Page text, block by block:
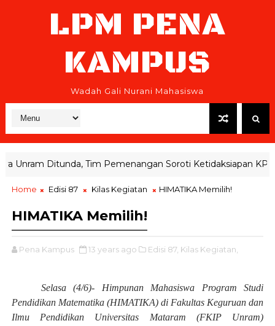
LPM PENA
KAMPUS
Wadah Gali Nurani Mahasiswa
Ditunda, Tim Pemenangan Soroti Ketidaksiapan KPRM
Home Edisi 87 Kilas Kegiatan HIMATIKA Memilih!
HIMATIKA Memilih!
Pena Kampus 13 years ago Edisi 87, Kilas Kegiatan,
Selasa (4/6)- Himpunan Mahasiswa Program Studi
Pendidikan Matematika (HIMATIKA) di Fakultas Keguruan dan
Ilmu Pendidikan Universitas Mataram (FKIP Unram)